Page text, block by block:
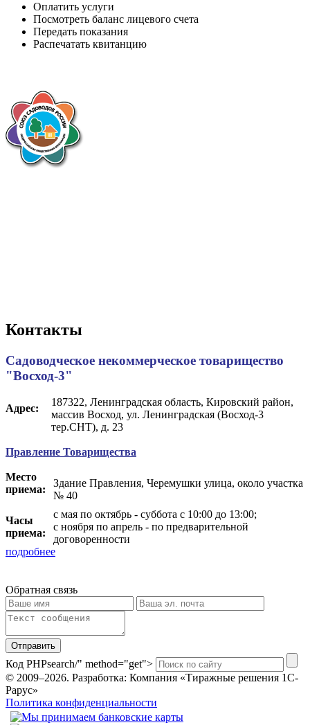
Оплатить услуги
Посмотреть баланс лицевого счета
Передать показания
Распечатать квитанцию
Контакты
Садоводческое некоммерческое товарищество
"Восход-3"
Адрес:
187322, Ленинградская область, Кировский район,
массив Восход, ул. Ленинградская (Восход-3
тер.СНТ), д. 23
Правление Товарищества
Место
приема:
Здание Правления, Черемушки улица, около участка
№ 40
Часы
приема:
с мая по октябрь - суббота с 10:00 до 13:00;
с ноября по апрель - по предварительной
договоренности
подробнее
Обратная связь
Отправить
Код PHPsearch/" method="get">
© 2009–2026. Разработка: Компания «Тиражные решения 1С-
Рарус»
Политика конфиденциальности